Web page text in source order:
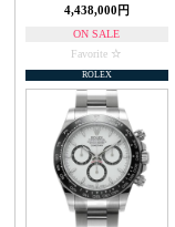
4,438,000円
ON SALE
Favorite
ROLEX